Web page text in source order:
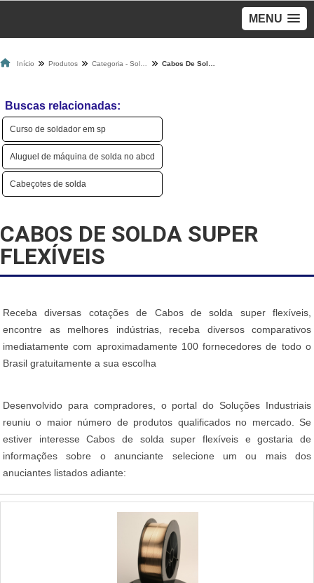
MENU
Início Produtos
Buscas relacionadas:
Curso de soldador em sp
Aluguel de máquina de solda no abcd
Cabeçotes de solda
CABOS DE SOLDA SUPER
FLEXÍVEIS
Receba diversas cotações de Cabos de solda super flexíveis,
encontre as melhores indústrias, receba diversos comparativos
imediatamente com aproximadamente 100 fornecedores de todo o
Brasil gratuitamente a sua escolha
Desenvolvido para compradores, o portal do Soluções Industriais
reuniu o maior número de produtos qualificados no mercado. Se
estiver interesse Cabos de solda super flexíveis e gostaria de
informações sobre o anunciante selecione um ou mais dos
anuciantes listados adiante: